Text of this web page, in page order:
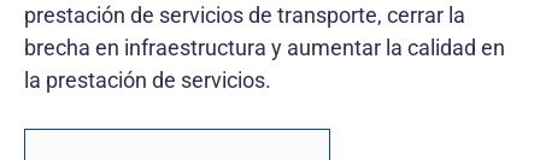
prestación de servicios de transporte, cerrar la
brecha en infraestructura y aumentar la calidad en
la prestación de servicios.